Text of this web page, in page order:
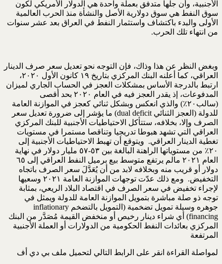
الأجنبية، وأن جلّها متدفق بعملة واحدة هي الدولار الأمريكي لكون
سوق النفط هي سوق دولارية الأصل والنشأة منذ الحرب العالمية
الأولى والبدء باكتشاف واستثمار النفط في العراق بعد عشر سنوات
من انتهاء تلك الحرب.
وبغض النظر عن هذا وذاك، فإن التوجه نحو تعديل سعر صرف الدينار
العراقي، كما أعلنه البنك المركزي بتاريخ ١٩ كانون الأول ٢٠٢٠،
ارتبط بالدرجة الأساس بمشكلات العجز في الحساب الجاري لميزان
المدفوعات، إذ يقدر العجز فيه في العام ٢٠٢٠ بحد أقصى
(سالب٢٠٪) والذي انعكس وبشكل ثنائي كعجز في الموازنة العامة
للدولة (العجز الثنائي dual deficit) ما يؤشر إلى ضرورة تعديل سعر
الصرف وإلا، بخلافه، ستتأكل الاحتياطيات الأجنبية للبنك المركزي
العراقي التي تشهد هبوطا تدريجيا وتناقصا مستمرا في مستويات
تغطية الدينار العراقي. ويتوقع أن تهبط الاحتياطيات الأجنبية إلى
٢٠٪ من مستوياتها الراهنة البالغة بين ٥٣-٥٧ مليار دولار في نهاية
العام ٢٠٢١ مالم يرتفع متوسط بيع برميل النفط العراقي إلى ٦٥
دولار أو قريب منه وبخلافه لابد من أن يُعَدَّلَ سعر الصرف باتجاه
التخفيض. ومع ذلك عدّت توجهات الموازنة العامة ٢٠٢١ وسعيها
لإجراء تخفيض في سعر الصرف في اقتصاد البلاد الريعي، بمثابة
توجه ذو صلة مباشرة بتمويل الموازنة العامة للدولة ويمثل في
جوهره وسيلة تمويل تضخمية (التمويل بالتضخم inflationary
financing) أي شراء دينار رخيص أو منخفض القيمة مُصَدَّر من البنك
المركزي بعائدات النفط الحكومية من الدولارات أو العملة الأجنبية
المرتفعة
لمواصلة القراءة انقر على الرابط التالي لتحميل ملف بي دي أف